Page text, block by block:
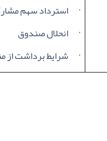
· استرداد سهم
· انحلال صندوق
· شرایط برداشت از